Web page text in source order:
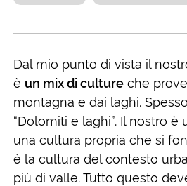
Dal mio punto di vista il
è un mix di cultureche
montagna e dai laghi.
“Dolomiti e laghi”. Il nostro è
una cultura propria che si
è la cultura del contesto
più di valle. Tutto questo